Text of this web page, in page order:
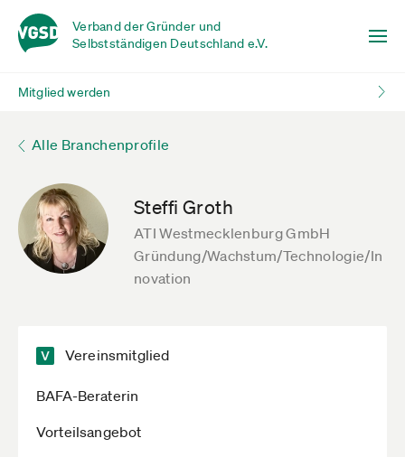
Verband der Gründer und
Selbstständigen Deutschland e.V.
Mitglied werden
Alle Branchenprofile
Steffi Groth
ATI Westmecklenburg GmbH
Gründung/Wachstum/Technologie/In
novation
Vereinsmitglied
BAFA-Beraterin
Vorteilsangebot